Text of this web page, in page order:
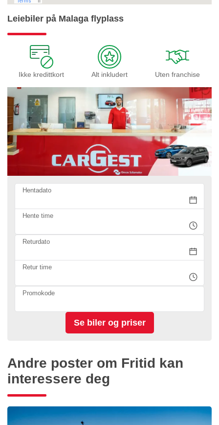
Leiebiler på Malaga flyplass
Ikke kredittkort Alt inkludert Uten franchise
Hentadato
Hente time
Returdato
Retur time
Promokode
Andre poster om Fritid kan
interessere deg